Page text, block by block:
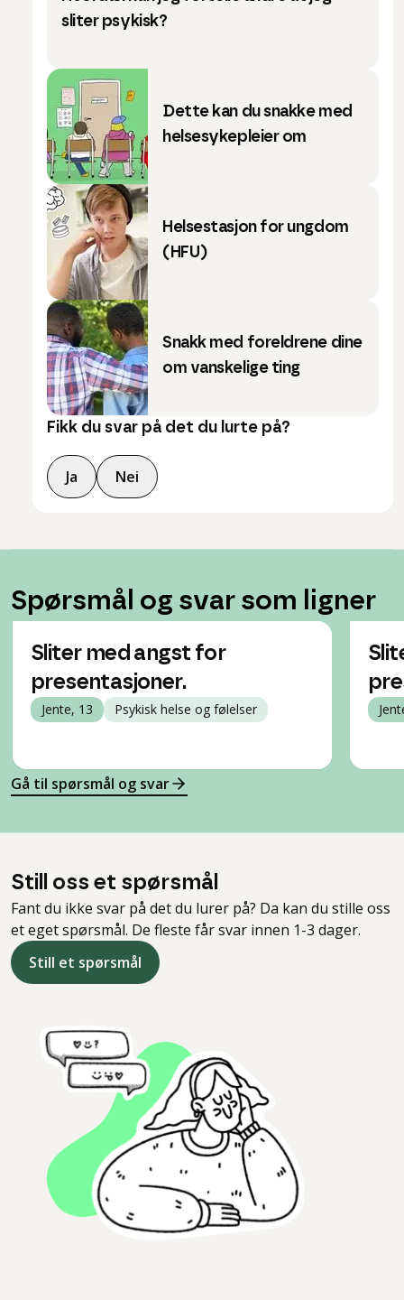
sliter psykisk?
Dette kan du snakke med
helsesykepleier om
Helsestasjon for ungdom
(HFU)
Snakk med foreldrene dine
om vanskelige ting
Fikk du svar på det du lurte på?
Ja Nei
Spørsmål og svar som ligner
Sliter med angst for
presentasjoner.
Jente, 13 Psykisk helse og følelser
Gå til spørsmål og svar
Still oss et spørsmål
Fant du ikke svar på det du lurer på? Da kan du stille oss
et eget spørsmål. De fleste får svar innen 1-3 dager.
Still et spørsmål